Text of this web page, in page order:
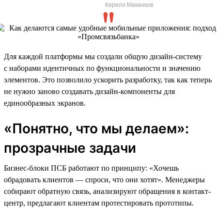
Кирилл Маканков
Для каждой платформы мы создали общую дизайн-систему
с наборами идентичных по функциональности и значению
элементов. Это позволило ускорить разработку, так как теперь
не нужно заново создавать дизайн-компоненты для
единообразных экранов.
«Понятно, что мы делаем»:
прозрачные задачи
Бизнес-блоки ПСБ работают по принципу: «Хочешь
обрадовать клиентов — спроси, что они хотят». Менеджеры
собирают обратную связь, анализируют обращения в контакт-
центр, предлагают клиентам протестировать прототипы.